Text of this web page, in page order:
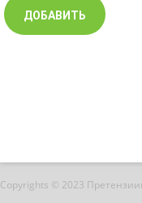
Copyrights © 2023